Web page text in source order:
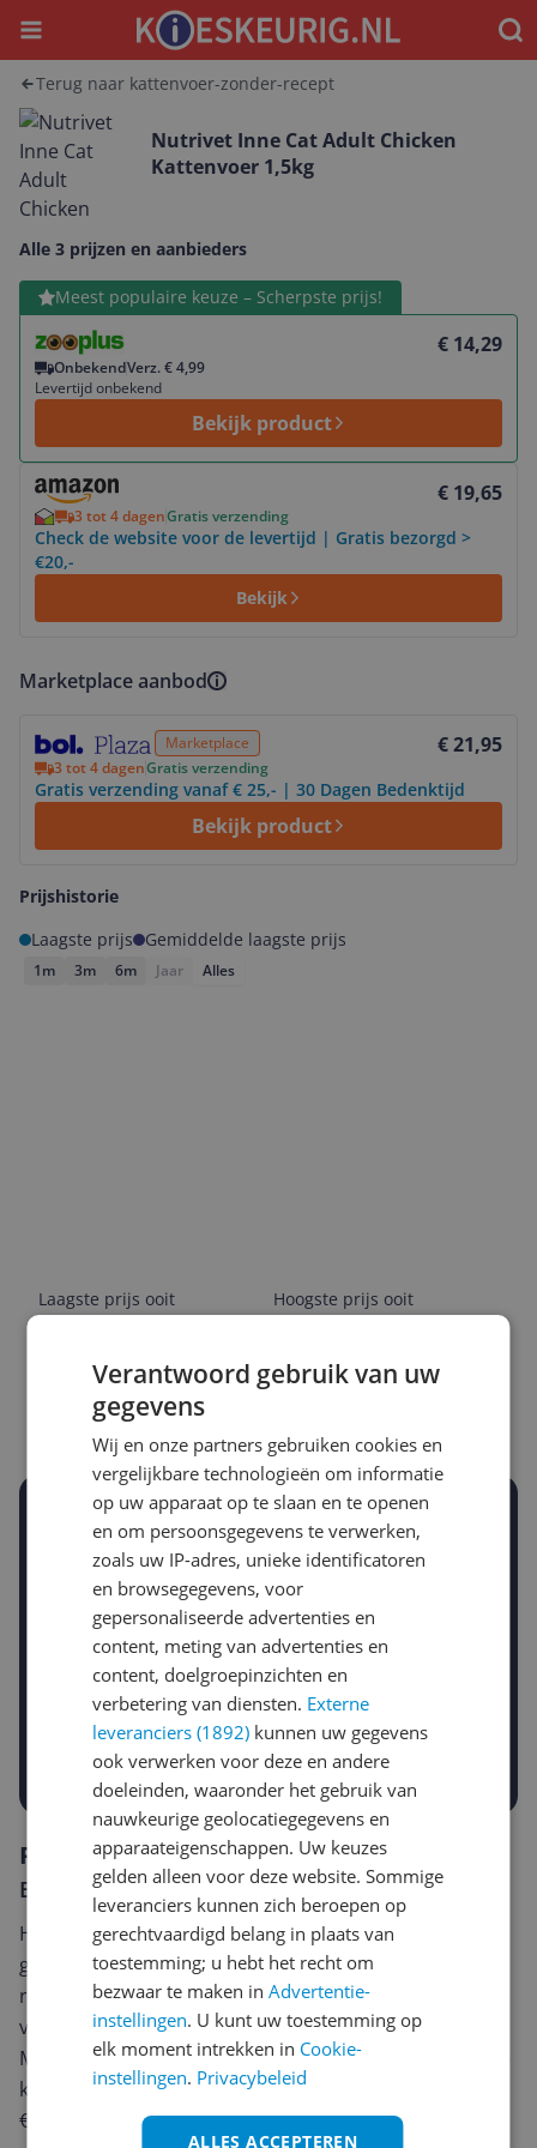
Menu
Terug naar kattenvoer-zonder-recept
Nutrivet Inne Cat Adult Chicken
Kattenvoer 1,5kg
Alle 3 prijzen en aanbieders
Meest populaire keuze – Scherpste prijs!
€ 14,29
OnbekendVerz. € 4,99
Levertijd onbekend
Bekijk product
Bekijk product
€ 19,65
3 tot 4 dagenGratis verzending
Check de website voor de levertijd | Gratis bezorgd >
€20,-
Bekijk
Bekijk product
Marketplace aanbod
Marketplace € 21,95
3 tot 4 dagenGratis verzending
Gratis verzending vanaf € 25,- | 30 Dagen Bedenktijd
Bekijk product
Prijshistorie
Laagste prijs
Gemiddelde laagste prijs
1m 3m 6m Jaar Alles
Laagste prijs ooit
Hoogste prijs ooit
Goedkoopste nu
€ 14,29
Laatste prijsupdate
Stel een alert in en mis geen prijsdaling
Krijg een seintje zodra de prijs zakt
Jouw e-mailadres
Gewenste daling of bedrag
-10% -15%
Gewenste prijs
€
Prijsalert aanzetten
Reviews
Er zijn nog geen reviews geschreven
Heb jij dit product in bezit en wil je graag je mening
geven? Start dan hieronder met het schrijven van je
review. Afhankelijk van de details duurt het schrijven
van een review gemiddeld tussen de 3 en 10 minuten.
Met jouw mening help je andere bezoekers een betere
keuze te maken én maak je iedere maand kans op
€250,-!
Klik hier voor de actievoorwaarden.
Verantwoord gebruik van uw
gegevens
Wij en onze partners gebruiken cookies en
vergelijkbare technologieën om informatie
op uw apparaat op te slaan en te openen
en om persoonsgegevens te verwerken,
zoals uw IP-adres, unieke identificatoren
en browsegegevens, voor
gepersonaliseerde advertenties en
content, meting van advertenties en
content, doelgroepinzichten en
verbetering van diensten. Externe
leveranciers (1892) kunnen uw gegevens
ook verwerken voor deze en andere
doeleinden, waaronder het gebruik van
nauwkeurige geolocatiegegevens en
apparaateigenschappen. Uw keuzes
gelden alleen voor deze website. Sommige
leveranciers kunnen zich beroepen op
gerechtvaardigd belang in plaats van
toestemming; u hebt het recht om
bezwaar te maken inAdvertentie-
instellingen. U kunt uw toestemming op
elk moment intrekken in Cookie-
instellingen. Privacybeleid
ALLES ACCEPTEREN